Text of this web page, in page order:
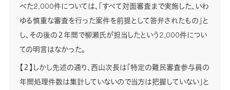
べた2,000件については、「すべて対面審査まで実施した、いわ
ゆる慎重な審査を行った案件を前提として答弁されたもの」と
し、その後の２年間で柳瀬氏が担当したという2,000件につい
ての明言はなかった。
【２】しかし先述の通り、西山次長は「特定の難民審査参与員の
年間処理件数は集計していないので当方は把握していない」と